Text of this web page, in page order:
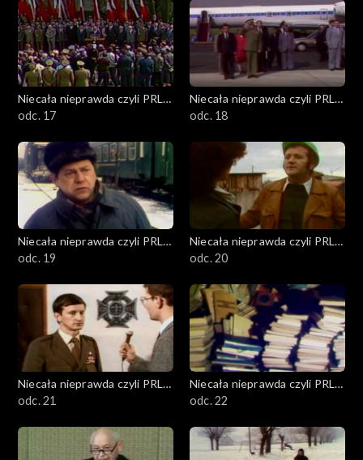
Niecała nieprawda czyli PRL
w DTV
odc. 17
Niecała nieprawda czyli PRL
w DTV
odc. 18
Niecała nieprawda czyli PRL
w DTV
odc. 19
Niecała nieprawda czyli PRL
w DTV
odc. 20
Niecała nieprawda czyli PRL
w DTV
odc. 21
Niecała nieprawda czyli PRL
w DTV
odc. 22